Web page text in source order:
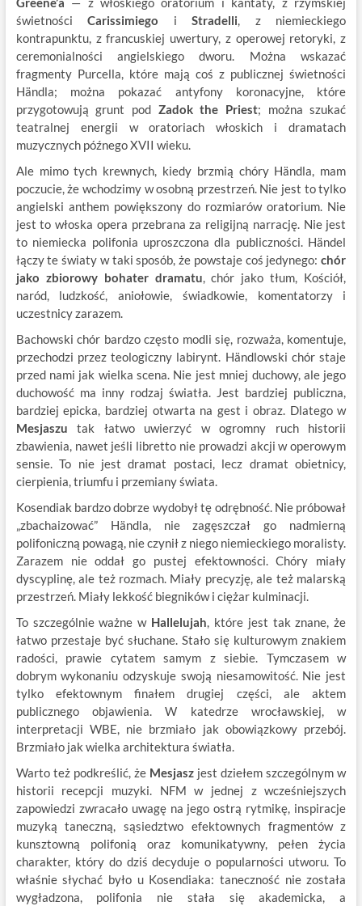
świetnościCarissimiego iStradelli, z niemieckiego
kontrapunktu, z francuskiej uwertury, z operowej retoryki, z
ceremonialności angielskiego dworu. Można wskazać
fragmenty Purcella, które mają coś z publicznej świetności
Händla; można pokazać antyfony koronacyjne, które
przygotowują grunt pod Zadok the Priest; można szukać
teatralnej energii w oratoriach włoskich i dramatach
muzycznych późnego XVII wieku.
Ale mimo tych krewnych, kiedy brzmią chóry Händla, mam
poczucie, że wchodzimy w osobną przestrzeń. Nie jest to tylko
angielski anthem powiększony do rozmiarów oratorium. Nie
jest to włoska opera przebrana za religijną narrację. Nie jest
to niemiecka polifonia uproszczona dla publiczności. Händel
łączy te światy w taki sposób, że powstaje coś jedynego:chór
jako zbiorowy bohater dramatu, chór jako tłum, Kościół,
naród, ludzkość, aniołowie, świadkowie, komentatorzy i
uczestnicy zarazem.
Bachowski chór bardzo często modli się, rozważa, komentuje,
przechodzi przez teologiczny labirynt. Händlowski chór staje
przed nami jak wielka scena. Nie jest mniej duchowy, ale jego
duchowość ma inny rodzaj światła. Jest bardziej publiczna,
bardziej epicka, bardziej otwarta na gest i obraz. Dlatego w
Mesjaszu tak łatwo uwierzyć w ogromny ruch historii
zbawienia, nawet jeśli libretto nie prowadzi akcji w operowym
sensie. To nie jest dramat postaci, lecz dramat obietnicy,
cierpienia, triumfu i przemiany świata.
Kosendiak bardzo dobrze wydobył tę odrębność. Nie próbował
„zbachaizować” Händla, nie zagęszczał go nadmierną
polifoniczną powagą, nie czynił z niego niemieckiego moralisty.
Zarazem nie oddał go pustej efektowności. Chóry miały
dyscyplinę, ale też rozmach. Miały precyzję, ale też malarską
przestrzeń. Miały lekkość biegników i ciężar kulminacji.
To szczególnie ważne w Hallelujah, które jest tak znane, że
łatwo przestaje być słuchane. Stało się kulturowym znakiem
radości, prawie cytatem samym z siebie. Tymczasem w
dobrym wykonaniu odzyskuje swoją niesamowitość. Nie jest
tylko efektownym finałem drugiej części, ale aktem
publicznego objawienia. W katedrze wrocławskiej, w
interpretacji WBE, nie brzmiało jak obowiązkowy przebój.
Brzmiało jak wielka architektura światła.
Warto też podkreślić, że Mesjaszjest dziełem szczególnym w
historii recepcji muzyki. NFM w jednej z wcześniejszych
zapowiedzi zwracało uwagę na jego ostrą rytmikę, inspiracje
muzyką taneczną, sąsiedztwo efektownych fragmentów z
kunsztowną polifonią oraz komunikatywny, pełen życia
charakter, który do dziś decyduje o popularności utworu. To
właśnie słychać było u Kosendiaka: taneczność nie została
wygładzona, polifonia nie stała się akademicka, a